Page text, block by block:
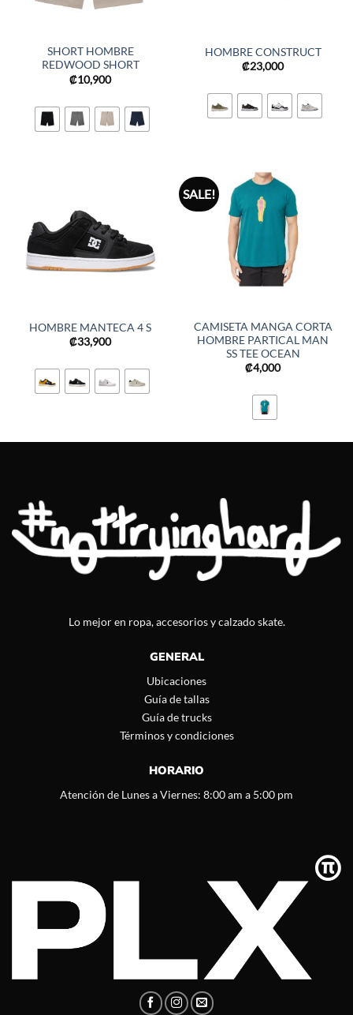
SHORT HOMBRE
REDWOOD SHORT
₡10,900
HOMBRE CONSTRUCT
₡23,000
HOMBRE MANTECA 4 S
₡33,900
SALE!
CAMISETA MANGA CORTA
HOMBRE PARTICAL MAN
SS TEE OCEAN
₡4,000
Lo mejor en ropa, accesorios y calzado skate.
GENERAL
Ubicaciones
Guía de tallas
Guía de trucks
Términos y condiciones
HORARIO
Atención de Lunes a Viernes: 8:00 am a 5:00 pm